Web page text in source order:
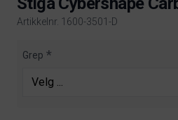
Artikkelnr. 1600-3501-D
Product information
Grep